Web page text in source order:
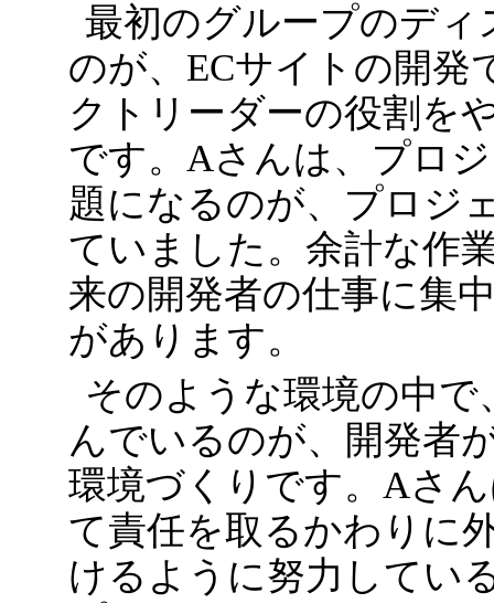
最初のグループのデ
のが、ECサイトの開
クトリーダーの役割を
です。Aさんは、プロ
題になるのが、プロジ
ていました。余計な作
来の開発者の仕事に集
があります。
そのような環境の中
んでいるのが、開発者
環境づくりです。Aさ
て責任を取るかわりに
けるように努力してい